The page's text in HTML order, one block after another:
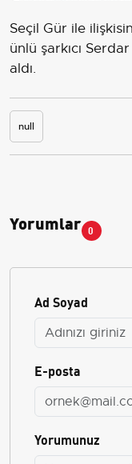
Seçil Gür ile
ünlü şarkıcı
aldı.
null
Yorumlar 0
Ad Soyad
E-posta
Yorumunuz